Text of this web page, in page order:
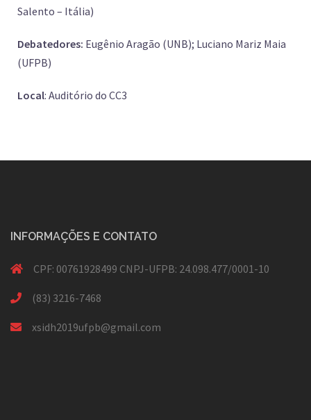
Salento – Itália)
Debatedores: Eugênio Aragão (UNB); Luciano Mariz Maia
(UFPB)
Local: Auditório do CC3
INFORMAÇÕES E CONTATO
CPF: 00761928499 CNPJ-UFPB: 24.098.477/0001-10
(83) 3216-7468
xsidh2019ufpb@gmail.com